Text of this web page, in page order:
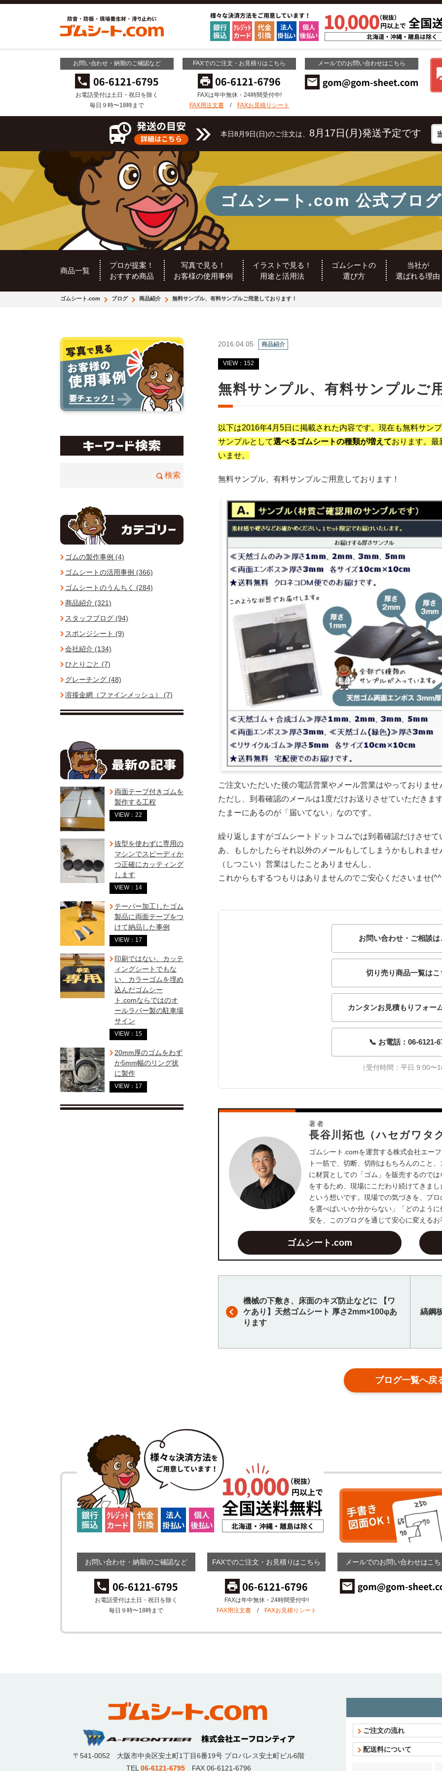
お問い合わせ・納期のご確認など
お電話受付は土日・祝日を除く
毎日９時〜18時まで
FAXでのご注文・お見積りはこちら
FAXは年中無休・24時間受付中!
FAX用注文書/ FAXお見積りシート
メールでのお問い合わせはこちら
本日8月9日(日)のご注文は、 8月17日(月)発送予定です
ゴムシート.com 公式ブログ
商品一覧
プロが提案！
おすすめ商品
写真で見る！
お客様の使用事例
イラストで見る！
用途と活用法
ゴムシートの
選び方
当社が
選ばれる理由
ゴムシート.com ブログ 商品紹介 無料サンプル、有料サンプルご用意しております！
2016.04.05 商品紹介
VIEW：152
無料サンプル、有料サンプルご
以下は2016年4月5日に掲載された内容です。現在も無料サン
サンプルとして選べるゴムシートの種類が増えております。最
いませ。
無料サンプル、有料サンプルご用意しております！
ご注文いただいた後の電話営業やメール営業はやっておりませ
ただし、到着確認のメールは1度だけお送りさせていただきま
たまーにあるのが「届いてない」なのです。
繰り返しますがゴムシートドットコムでは到着確認だけさせて
あ、もしかしたらそれ以外のメールもしてしまうかもしれませ
（しつこい）営業はしたことありませんし、
これからもするつもりはありませんのでご安心くださいませ
お問い合わせ・ご相談は
切り売り商品一覧はこ
カンタンお見積もりフォー
📞 お電話：06-6121-
（受付時間：平日 9:00〜
著者
長谷川拓也（ハセガワタ
ゴムシート.comを運営する株式会社エー
ト一筋で、切断、切削はもちろんのこと
に材質としての「ゴム」を販売するので
をするため、現場にこだわり続けてきま
という想いです。現場での気づきを、プ
を選べばいいか分からない」「どのよう
安を、このブログを通じて安心に変える
ゴムシート.com
機械の下敷き、床面のキズ防止などに 【ワ
ケあり】天然ゴムシート 厚さ2mm×100φあ
ります
縞鋼
ブログ一覧へ戻
ゴムの製作事例 (4)
ゴムシートの活用事例 (366)
ゴムシートのうんちく (284)
商品紹介 (321)
スタッフブログ (94)
スポンジシート (9)
会社紹介 (134)
ひとりごと (7)
グレーチング (48)
溶接金網（ファインメッシュ） (7)
両面テープ付きゴムを
製作する工程
VIEW：22
抜型を使わずに専用の
マシンでスピーディか
つ正確にカッティング
します
VIEW：14
テーパー加工したゴム
製品に両面テープをつ
けて納品した事例
VIEW：17
印刷ではない、カッテ
ィングシートでもな
い、カラーゴムを埋め
込んだゴムシー
ト.comならではのオ
ールラバー製の駐車場
サイン
VIEW：15
20mm厚のゴムをわず
か5mm幅のリング状
に製作
VIEW：17
お問い合わせ・納期のご確認など
お電話受付は土日・祝日を除く
毎日９時〜18時まで
FAXでのご注文・お見積りはこちら
FAXは年中無休・24時間受付中!
FAX用注文書/ FAXお見積りシート
メールでのお問い合わせはこ
〒541-0052 大阪市中央区安土町1丁目6番19号 プロパレス安土町ビル6階
TEL06-6121-6795FAX 06-6121-6796
ご注文の流れ
配送料について